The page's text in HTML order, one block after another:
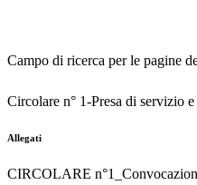
Campo di ricerca per le pagine
Circolare n° 1-Presa di servizio
Allegati
CIRCOLARE